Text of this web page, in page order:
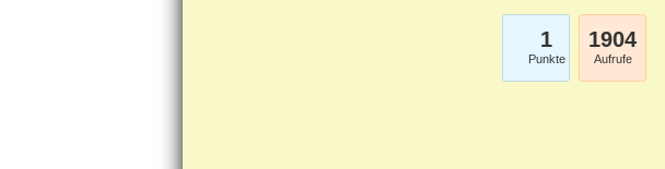
1
Punkte
1904
Aufrufe